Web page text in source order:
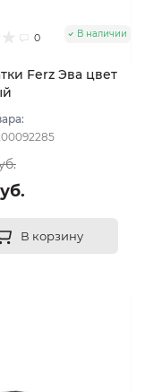
0 В наличии
Ferz Эва цвет
В корзину